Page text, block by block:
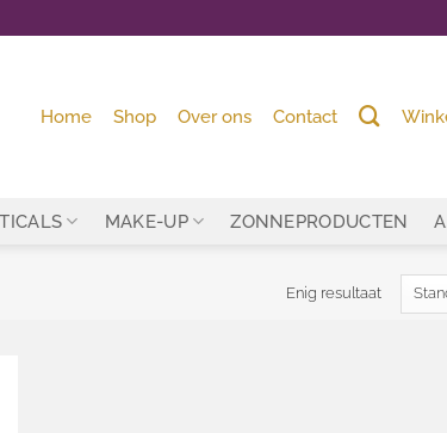
Home Shop Over ons Contact
MAKE-UP ZONNEPRODUCTEN
Enig resultaat